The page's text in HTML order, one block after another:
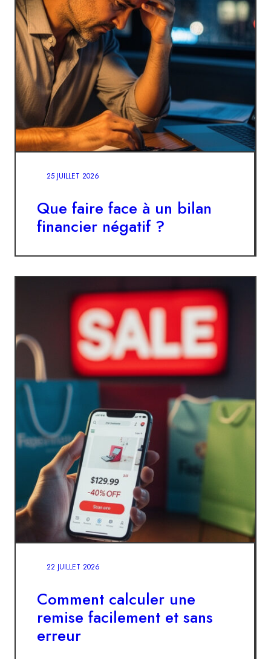
25 JUILLET 2026
Que faire face à un bilan
financier négatif ?
22 JUILLET 2026
Comment calculer une
remise facilement et sans
erreur